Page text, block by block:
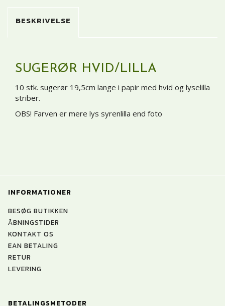
BESKRIVELSE
SUGERØR HVID/LILLA
10 stk. sugerør 19,5cm lange i papir med hvid og lyselilla
striber.
OBS! Farven er mere lys syrenlilla end foto
INFORMATIONER
BESØG BUTIKKEN
ÅBNINGSTIDER
KONTAKT OS
EAN BETALING
RETUR
LEVERING
BETALINGSMETODER